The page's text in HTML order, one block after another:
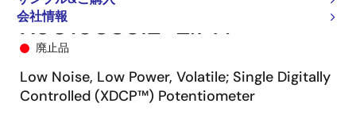
会社情報
X9015US8IZ-2.7T1
廃止品
Low Noise, Low Power, Volatile; Single Digitally
Controlled (XDCP™) Potentiometer